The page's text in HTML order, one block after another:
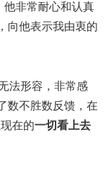
他非常耐心和认真
向他表示我由衷的
法形容，非常感
数不胜数反馈，在
在的一切看上去